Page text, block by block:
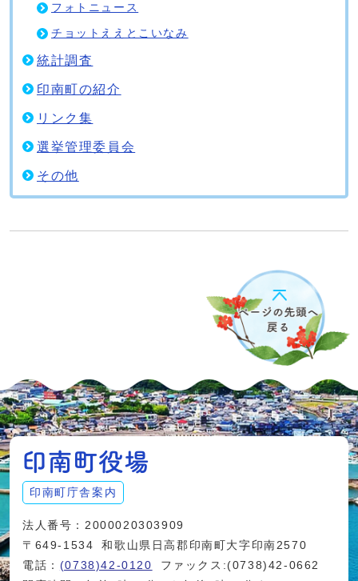
フォトニュース
チョットええとこいなみ
統計調査
印南町の紹介
リンク集
選挙管理委員会
その他
印南町庁舎案内
法人番号：2000020303909
〒649-1534
和歌山県日高郡印南町大字印南2570
電話： (0738)42-0120
ファックス:(0738)42-0662